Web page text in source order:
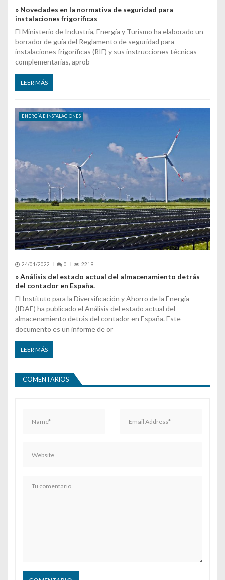
» Novedades en la normativa de seguridad para
instalaciones frigoríficas
El Ministerio de Industria, Energía y Turismo ha elaborado un
borrador de guía del Reglamento de seguridad para
instalaciones frigoríficas (RIF) y sus instrucciones técnicas
complementarias, aprob
LEER MÁS
ENERGÍA E INSTALACIONES
24/01/2022 0 2219
» Análisis del estado actual del almacenamiento detrás
del contador en España.
El Instituto para la Diversificación y Ahorro de la Energía
(IDAE) ha publicado el Análisis del estado actual del
almacenamiento detrás del contador en España. Este
documento es un informe de or
LEER MÁS
COMENTARIOS